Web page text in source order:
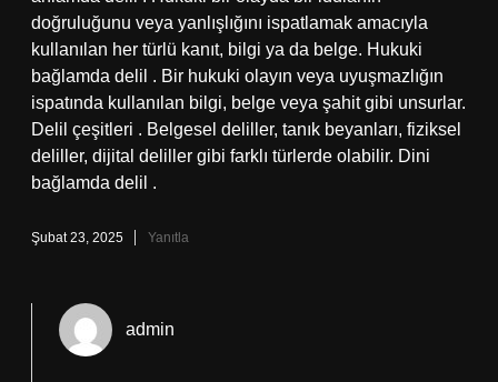
doğruluğunu veya yanlışlığını ispatlamak amacıyla
kullanılan her türlü kanıt, bilgi ya da belge. Hukuki
bağlamda delil . Bir hukuki olayın veya uyuşmazlığın
ispatında kullanılan bilgi, belge veya şahit gibi unsurlar.
Delil çeşitleri . Belgesel deliller, tanık beyanları, fiziksel
deliller, dijital deliller gibi farklı türlerde olabilir. Dini
bağlamda delil .
Şubat 23, 2025 Yanıtla
admin